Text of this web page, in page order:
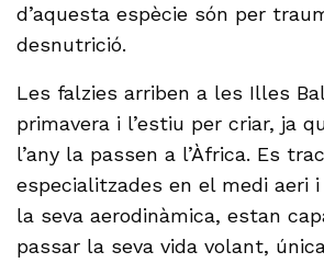
d’aquesta espècie són per
desnutrició.
Les falzies arriben a les Illes
primavera i l’estiu per criar, ja
l’any la passen a l’Àfrica. Es
especialitzades en el medi aeri
la seva aerodinàmica, estan
passar la seva vida volant,